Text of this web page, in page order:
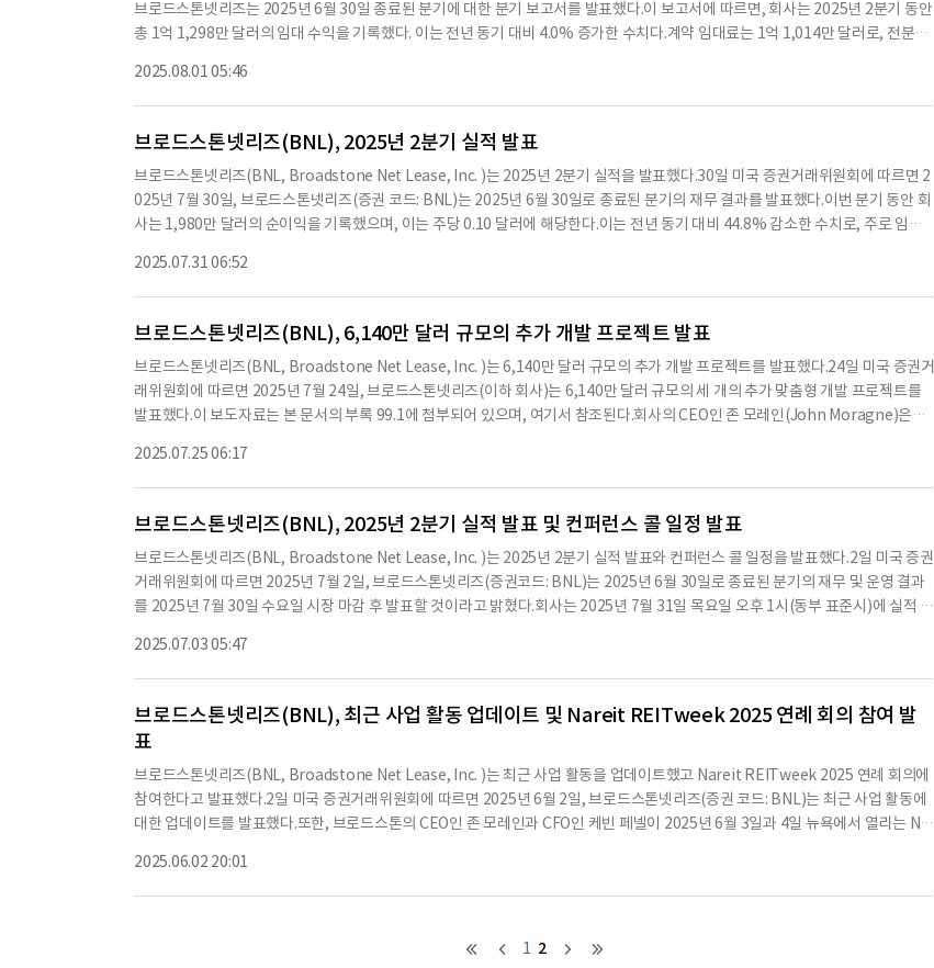
할 수 있다.상환 가격은 노트의 원금과 미지급 이자를 포함한다.또한, 발행자는 2025년 9월 23일에 J.P. Morgan Securities LLC, T
ruist Securities, Inc., U.S. Bancorp Investments, Inc.와 함께 인수 계약을 체결했다.이 계약서는 노트의 발행과 관련된 모든 조
브로드스톤넷리즈는 2025년 6월 30일 종료된 분기에 대한 분기 보고서를 발표했다.이 보고서에 따르면, 회사는 2025년 2분기 동안
총 1억 1,298만 달러의 임대 수익을 기록했다. 이는 전년 동기 대비 4.0% 증가한 수치다.계약 임대료는 1억 1,014만 달러로, 전분기
상각 비용은 8,207만 달러로, 9.2% 증가했다.회사는 2025년 2분기 동안 1,983만 달러의 순이익을 기록했으며, 주당 순이익은 0.10
달러로 집계됐다. 이는 전년 동기 대비 11.1% 증가한 수치다.브로드스톤넷리즈는 2025년 6월 30일 기준으로 766개의 상업용 부동
산을 보유하고 있으며, 이 중 759개는 미국 내 44개 주에 위치하고 있다. 회사는 2025년 2분기 동안 5,472만 달러의 부동산 인수를
완료했으며, 평균 현금 자본화율은 7.1%로 나타났다.회사는 또한 2025년 2분기 동안 1,193만 달러의 임대 자산에 대한 손상 차손을
인식했으며, 이는 장기 보유 전략의 변화에 따른 것이다. 브로드스톤넷리즈는 2025년 6월 30일 기준으로 총 부채가 21억 2,361만
달러에 달하며, 이 중 19억 7,880만 달러는 무담보 회전 신용 시설에 해당한다.회사는 2025년 2분기 동안 1억 1,355만 달러의 배당
금을 지급했다. 회사는 앞으로도 지속적인 성장을 위해 다양한 투자 기회를 모색할 계획이다. 특히, 임대료 상승과 기존 임차인과의
2025.08.01 05:46
브로드스톤넷리즈(BNL), 2025년 2분기 실적 발표
브로드스톤넷리즈(BNL, Broadstone Net Lease, Inc. )는 2025년 2분기 실적을 발표했다.30일 미국 증권거래위원회에 따르면 2
025년 7월 30일, 브로드스톤넷리즈(증권 코드: BNL)는 2025년 6월 30일로 종료된 분기의 재무 결과를 발표했다.이번 분기 동안 회
사는 1,980만 달러의 순이익을 기록했으며, 이는 주당 0.10 달러에 해당한다.이는 전년 동기 대비 44.8% 감소한 수치로, 주로 임대
며 전년 동기 대비 5.6% 증가했다.일반 관리비는 960만 달러로, 전년 대비 3.0% 감소했다.포트폴리오는 임대 가능한 면적 기준으로
99.1% 임대되었으며, 766개 자산 중 2개만이 공실 상태였다.이번 분기 동안 회사는 1억 4,080만 달러를 투자했으며, 이 중 6,330만
달러는 맞춤형 개발에, 5,470만 달러는 새로운 산업 자산 인수에 사용됐다.또한, 2025년 전체 연간 AFFO 가이던스를 1.48달러에서
1.50달러로 상향 조정했다.회사는 2025년 6월 30일 기준으로 766개의 개별 순 임대 상업 자산을 보유하고 있으며, 이 중 759개는
미국 44개 주에, 7개는 캐나다 4개 주에 위치하고 있다.총 임대 가능한 면적은 약 4,010만 평방피트에 달한다.회사는 2025년 7월 31
일 오후 1시에 실적 발표 컨퍼런스 콜을 개최할 예정이다.※ 본 컨텐츠는 AI API를 이용하여 요약한 내용으로 수치나 문맥상 요약이
컨텐츠 원문과 다를 수 있습니다. 해당 컨텐츠는 투자 참고용이며 투자를 할때는 컨텐츠 원문을 필히 필독하시기 바랍니다.
2025.07.31 06:52
브로드스톤넷리즈(BNL), 6,140만 달러 규모의 추가 개발 프로젝트 발표
브로드스톤넷리즈(BNL, Broadstone Net Lease, Inc. )는 6,140만 달러 규모의 추가 개발 프로젝트를 발표했다.24일 미국 증권거
래위원회에 따르면 2025년 7월 24일, 브로드스톤넷리즈(이하 회사)는 6,140만 달러 규모의 세 개의 추가 맞춤형 개발 프로젝트를
발표했다.이 보도자료는 본 문서의 부록 99.1에 첨부되어 있으며, 여기서 참조된다.회사의 CEO인 존 모레인(John Moragne)은
를 추가하고 기존 파트너십을 확장하게 되어 기쁘다고 덧붙였다.이 보도자료 발표 당시, 회사는 추가 맞춤형 개발을 위한 토지를 확보
하고 건설을 시작했다.이 프로젝트에는 달라스 MSA에 위치한 새로운 산업 물류 창고 시설이 포함되어 있으며, 파머 물류(Palmer L
ogistics)와의 협력도 포함된다.또한, 캘리포니아 중앙 계곡에 위치한 AGCO 코퍼레이션(AGCO Corporation)을 위한 새로운 산
업 물류 창고와 달라스 MSA에 위치한 스프라우츠 파머스 마켓(Sprouts Farmers Market, Inc.)을 위한 새로운 식료품점도 포함된
다.모든 프로젝트는 2026년 3분기에 완료될 것으로 예상된다.2025년 7월 24일 기준으로 진행 중인 개발 및 안정화된 개발에 대한
요약은 다음과 같다.이 표는 진행 중인 소매 및 산업 프로젝트에 대한 정보를 포함하고 있으며, 각 프로젝트의 예상 임대 면적, 시작일,
목표 안정화 날짜, 임대 기간, 연간 임대 인상, 총 프로젝트 투자 추정치 등을 포함한다.예를 들어, 잭슨빌(플로리다)에 위치한 7 Bre
은
2025.07.25 06:17
브로드스톤넷리즈(BNL), 2025년 2분기 실적 발표 및 컨퍼런스 콜 일정 발표
브로드스톤넷리즈(BNL, Broadstone Net Lease, Inc. )는 2025년 2분기 실적 발표와 컨퍼런스 콜 일정을 발표했다.2일 미국 증권
거래위원회에 따르면 2025년 7월 2일, 브로드스톤넷리즈(증권코드: BNL)는 2025년 6월 30일로 종료된 분기의 재무 및 운영 결과
를 2025년 7월 30일 수요일 시장 마감 후 발표할 것이라고 밝혔다.회사는 2025년 7월 31일 목요일 오후 1시(동부 표준시)에 실적 컨
742를 방문하면 된다.전화로 듣기를 원하는 경우, 미국 참가자는 1-833-470-1428(무료) 또는 1-404-975-4839(지역)로 전화하
여 접근 코드 819289를 입력하면 된다.국제 접속 번호는 https://www.netroadshow.com/events/global-numbers?confId
=48643에서 확인할 수 있다.컨퍼런스 콜 웹캐스트의 재생은 라이브 방송 종료 약 1시간 후에 가능하며, 웹을 통해 재생을 듣고 싶다
면 https://investors.bnl.broadstone.com를 방문하면 된다.브로드스톤넷리즈는 주로 단일 세입자 상업용 부동산에 장기 임대
되는 산업 중심의 다각화된 넷 리스 REIT로, 2025년 3월 31일 기준으로 769개의 개별 넷 리스 상업용 부동산 포트폴리오를 보유하
고 있으며, 이 중 762개는 미국 44개 주에, 7개는 캐나다 4개 주에 위치하고 있다.이 보도자료에는 1933년 증권법 제27A조 및 1934
년 증권거래법 제21E조의 의미 내에서 '전망' 진술이 포함되어 있으며, 이는 회사의 계획, 전략 및 비즈니스 및 재무 전망과 관련된 것
이다.이러한 전망 진술은 '전망', '잠재적', '할 수 있다', '할 것이다', '해야 한다', '할 수 있다', '추구한다', '약', '예상', '의도', '예상',
2025.07.03 05:47
브로드스톤넷리즈(BNL), 최근 사업 활동 업데이트 및 Nareit REITweek 2025 연례 회의 참여 발
표
브로드스톤넷리즈(BNL, Broadstone Net Lease, Inc. )는 최근 사업 활동을 업데이트했고 Nareit REITweek 2025 연례 회의에
참여한다고 발표했다.2일 미국 증권거래위원회에 따르면 2025년 6월 2일, 브로드스톤넷리즈(증권 코드: BNL)는 최근 사업 활동에
대한 업데이트를 발표했다.또한, 브로드스톤의 CEO인 존 모레인과 CFO인 케빈 페넬이 2025년 6월 3일과 4일 뉴욕에서 열리는 Nar
이트를 제공했다.분기 초부터 현재까지 총 8,330만 달러를 투자했으며, 이 중 5,470만 달러는 신규 자산 인수에, 2,860만 달러는 맞
춤형 개발에 사용됐다.연초부터 현재까지 총 1억 7,170만 달러를 투자했으며, 이 중 1억 1,370만 달러는 신규 자산 인수에, 5,510만
에 1,920만 달러로 구성된다.이 보도자료 발표일 기준으로, 신규 자산 인수는 1억 9,160만 달러에 달하며, 이 중 1억 7,020만 달러는
2025.06.02 20:01
1 2